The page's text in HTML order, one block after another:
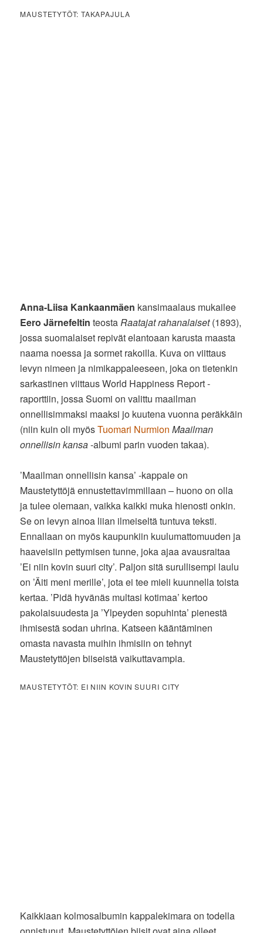
MAUSTETYTÖT: TAKAPAJULA
Anna-Liisa Kankaanmäen kansimaalaus mukailee
Eero Järnefeltin teosta Raatajat rahanalaiset(1893),
jossa suomalaiset repivät elantoaan karusta maasta
naama noessa ja sormet rakoilla. Kuva on viittaus
levyn nimeen ja nimikappaleeseen, joka on tietenkin
sarkastinen viittaus World Happiness Report -
raporttiin, jossa Suomi on valittu maailman
onnellisimmaksi maaksi jo kuutena vuonna peräkkäin
(niin kuin oli myösTuomari Nurmion Maailman
onnellisin kansa-albumi parin vuoden takaa).
’Maailman onnellisin kansa’ -kappale on
Maustetyttöjä ennustettavimmillaan – huono on olla
ja tulee olemaan, vaikka kaikki muka hienosti onkin.
Se on levyn ainoa liian ilmeiseltä tuntuva teksti.
Ennallaan on myös kaupunkiin kuulumattomuuden ja
haaveisiin pettymisen tunne, joka ajaa avausraitaa
’Ei niin kovin suuri city’. Paljon sitä surullisempi laulu
on ’Äiti meni merille’, jota ei tee mieli kuunnella toista
kertaa. ’Pidä hyvänäs multasi kotimaa’ kertoo
pakolaisuudesta ja ’Ylpeyden sopuhinta’ pienestä
ihmisestä sodan uhrina. Katseen kääntäminen
omasta navasta muihin ihmisiin on tehnyt
Maustetyttöjen biiseistä vaikuttavampia.
MAUSTETYTÖT: EI NIIN KOVIN SUURI CITY
Kaikkiaan kolmosalbumin kappalekimara on todella